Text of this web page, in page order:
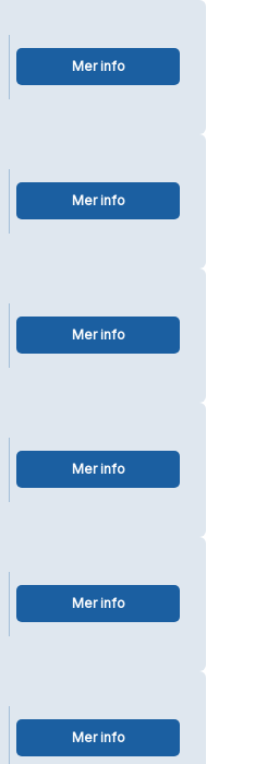
Mer info
Mer info
Mer info
Mer info
Mer info
Mer info